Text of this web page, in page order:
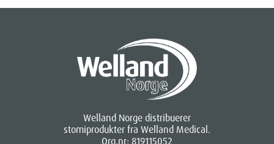
Welland Norge distribuerer
stomiprodukter fra Welland Medical.
Org.nr: 819115052